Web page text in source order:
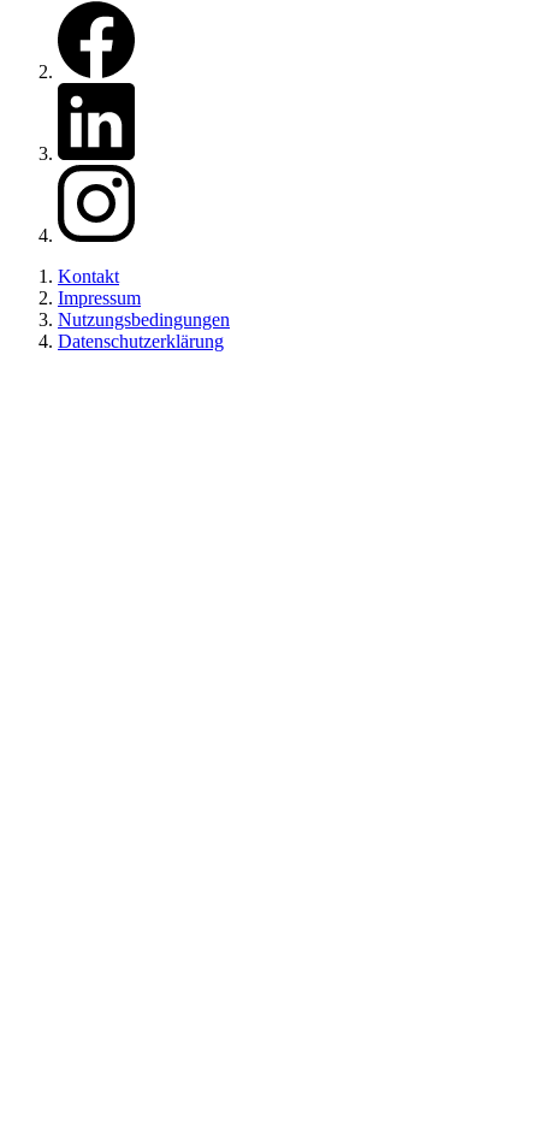
Zu unserer Facebook Seite
Zu unserem LinkedIn
Zu unserem Instagram
Kontakt
Impressum
Nutzungsbedingungen
Datenschutzerklärung